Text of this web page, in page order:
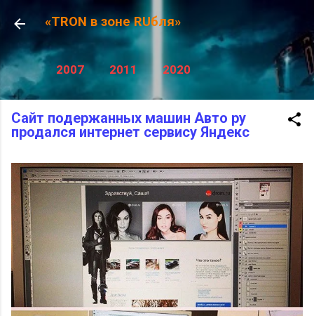
К основному контенту
«TRON в зоне RUбля»
2007 2011 2020
Сайт подержанных машин Авто ру
продался интернет сервису Яндекс